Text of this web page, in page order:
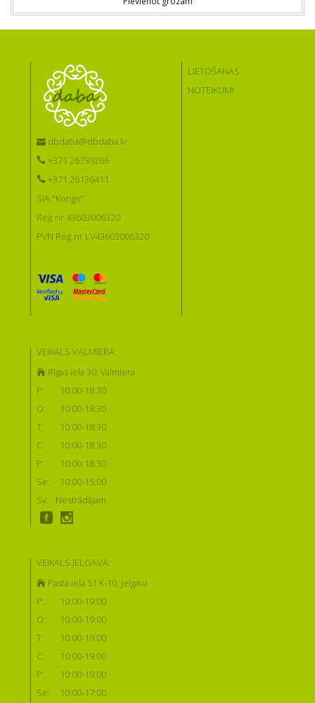
dbdaba@dbdaba.lv
+371 26739266
+371 26136411
SIA "Kongs"
Reģ.nr 43603006320
PVN Reģ.nr LV43603006320
LIETOŠANAS
NOTEIKUMI
VEIKALS VALMIERĀ:
Rīgas iela 30, Valmiera
P:
10:00-18:30
O:
10:00-18:30
T:
10:00-18:30
C:
10:00-18:30
P:
10:00-18:30
Se:
10:00-15:00
Sv:
Nestrādājam
VEIKALS JELGAVĀ:
Pasta iela 51 K-10, Jelgava
P:
10:00-19:00
O:
10:00-19:00
T:
10:00-19:00
C:
10:00-19:00
P:
10:00-19:00
Se:
10:00-17:00